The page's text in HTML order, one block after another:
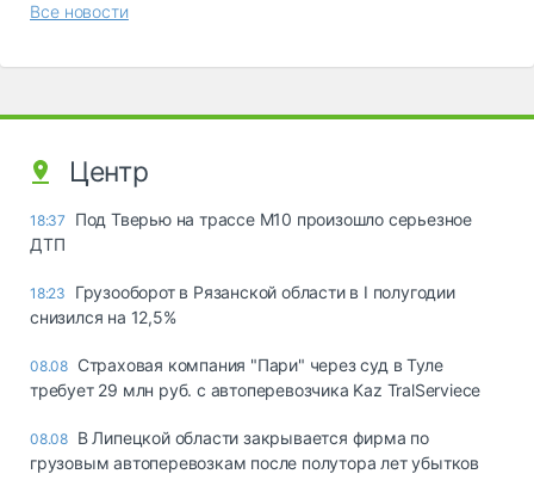
Все новости
Центр
18:37
Под Тверью на трассе М10 произошло серьезное
ДТП
18:23
Грузооборот в Рязанской области в I полугодии
снизился на 12,5%
08.08 Страховая компания "Пари" через суд в Туле
требует 29 млн руб. с автоперевозчика Kaz TralServiece
08.08 В Липецкой области закрывается фирма по
грузовым автоперевозкам после полутора лет убытков